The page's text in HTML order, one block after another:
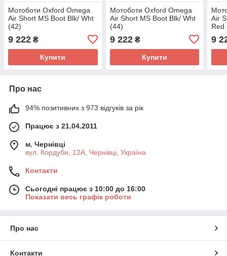
Мотоботи Oxford Omega
Air Short MS Boot Blk/ Wht
(42)
9 222 ₴
Купити
Мотоботи Oxford Omega
Air Short MS Boot Blk/ Wht
(44)
9 222₴
Купити
Air
Red
9
Про нас
94% позитивних з 973 відгуків за рік
Працює з 21.04.2011
м. Чернівці
вул. Кордуби, 12А, Чернівці, Україна
Контакти
Сьогодні працює з 10:00 до 16:00
Показати весь графік роботи
Про нас
Контакти